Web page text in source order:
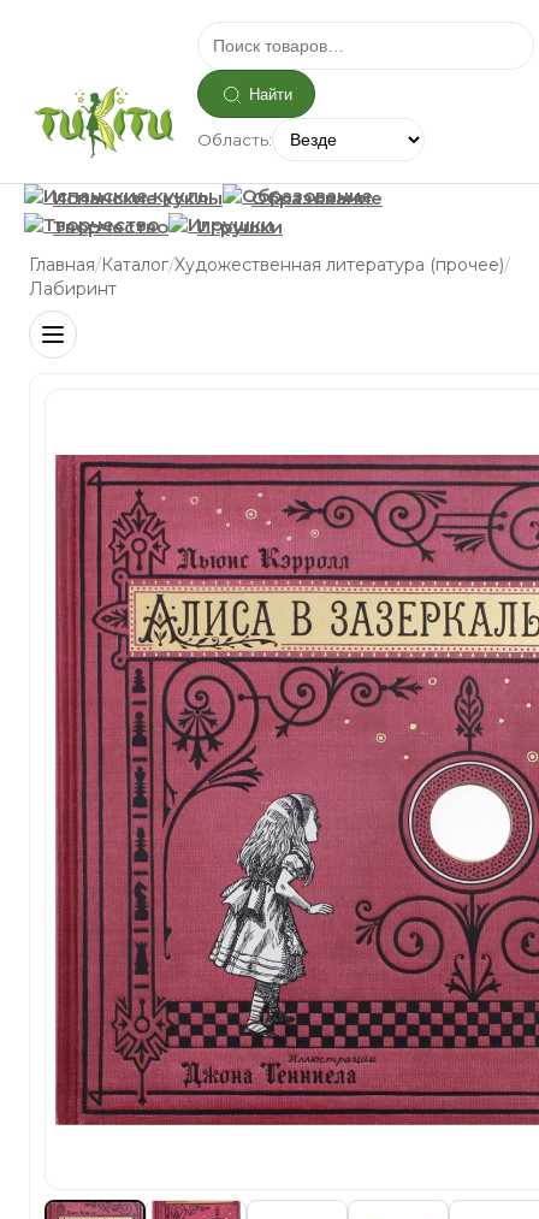
Найти
Область:
Испанские куклы
Образование
Творчество
Игрушки
Главная/Каталог/Художественная литература (прочее)/
Лабиринт